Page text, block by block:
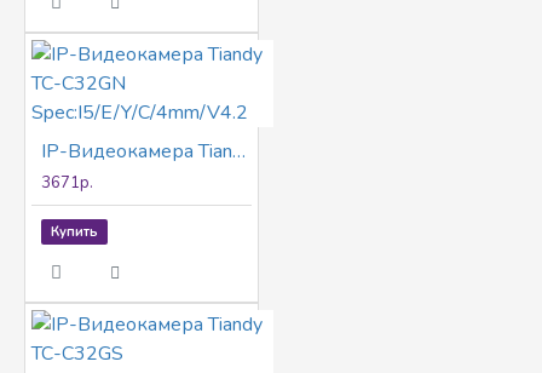
IP-Видеокамера Tiandy TC-C32GN Spec:I5/E/Y/C/4mm/V4.2
3671р.
Купить